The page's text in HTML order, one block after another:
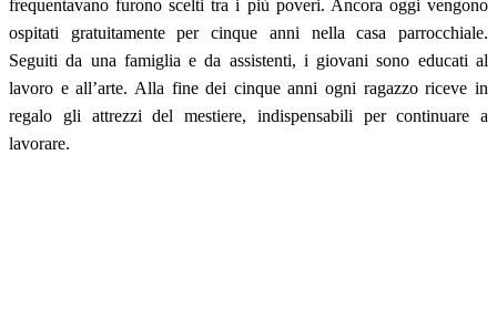
frequentavano furono scelti tra i più poveri. Ancora oggi vengono
ospitati gratuitamente per cinque anni nella casa parrocchiale.
Seguiti da una famiglia e da assistenti, i giovani sono educati al
lavoro e all’arte. Alla fine dei cinque anni ogni ragazzo riceve in
regalo gli attrezzi del mestiere, indispensabili per continuare a
lavorare.